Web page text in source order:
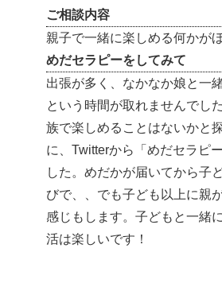
ご相談内容
親子で一緒に楽しめる何かが
めだセラピーをしてみて
出張が多く、なかなか娘と一
という時間が取れませんでし
族で楽しめることはないかと
に、Twitterから「めだセラピ
した。めだかが届いてから子
びで、、でも子ども以上に親
感じもします。子どもと一緒
活は楽しいです！